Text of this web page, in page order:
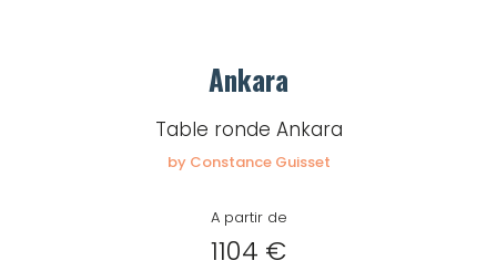
Ankara
Table ronde Ankara
by Constance Guisset
A partir de
1104 €